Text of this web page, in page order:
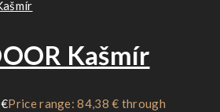
Kašmír
€Price range: 84,38 € through